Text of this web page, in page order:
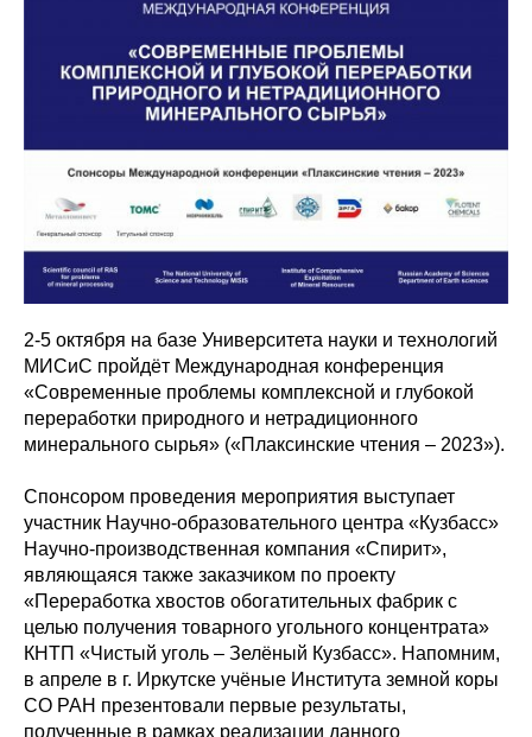
2-5 октября на базе Университета науки и технологий
МИСиС пройдёт Международная конференция
«Современные проблемы комплексной и глубокой
переработки природного и нетрадиционного
минерального сырья» («Плаксинские чтения – 2023»).
Спонсором проведения мероприятия выступает
участник Научно-образовательного центра «Кузбасс»
Научно-производственная компания «Спирит»,
являющаяся также заказчиком по проекту
«Переработка хвостов обогатительных фабрик с
целью получения товарного угольного концентрата»
КНТП «Чистый уголь – Зелёный Кузбасс». Напомним,
в апреле в г. Иркутске учёные Института земной коры
СО РАН презентовали первые результаты,
полученные в рамках реализации данного